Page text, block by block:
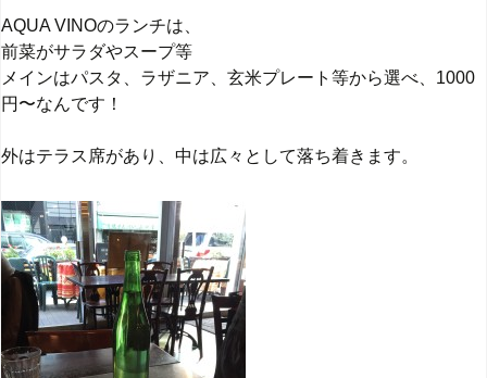
AQUA VINOのランチは、
前菜がサラダやスープ等
メインはパスタ、ラザニア、玄米プレート等から選べ、1000
円〜なんです！
外はテラス席があり、中は広々として落ち着きます。